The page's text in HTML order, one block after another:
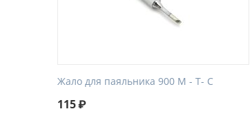
Жало для паяльника 900 М - Т- C
115₽